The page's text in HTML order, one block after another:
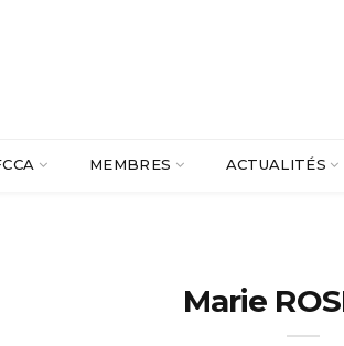
MEMBRES ACTUALITÉS
Marie